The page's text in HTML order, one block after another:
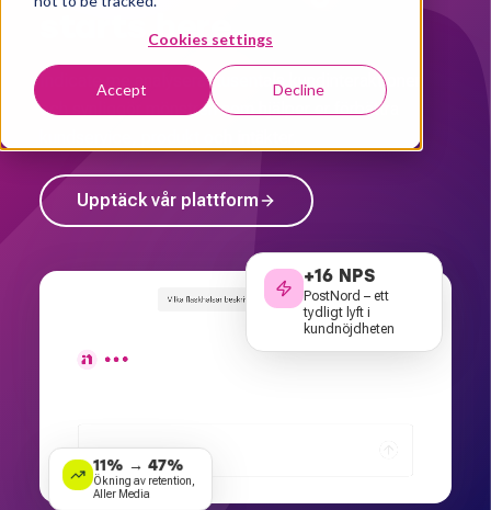
Cookies settings
Accept Decline
starts here.
Indicate me analyserar tusentals kundinteraktioner
och synliggör mönstren som hjälper er förbättra
Upptäck vår plattform
+16 NPS
PostNord – ett
tydligt lyft i
kundnöjdheten
11% → 47%
Ökning av retention,
Aller Media